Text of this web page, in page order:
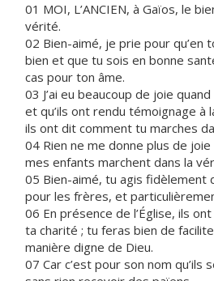
01 MOI, L’ANCIEN, à Gaïos, le
vérité.
02 Bien-aimé, je prie pour qu’en
bien et que tu sois en bonne
cas pour ton âme.
03 J’ai eu beaucoup de joie
et qu’ils ont rendu témoignage à
ils ont dit comment tu marches
04 Rien ne me donne plus de
mes enfants marchent dans la
05 Bien-aimé, tu agis fidèlement
pour les frères, et
06 En présence de l’Église, ils
ta charité ; tu feras bien de
manière digne de Dieu.
07 Car c’est pour son nom qu’ils